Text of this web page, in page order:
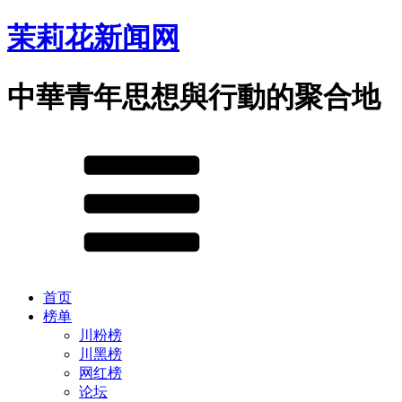
茉莉花新闻网
中華青年思想與行動的聚合地
首页
榜单
川粉榜
川黑榜
网红榜
论坛